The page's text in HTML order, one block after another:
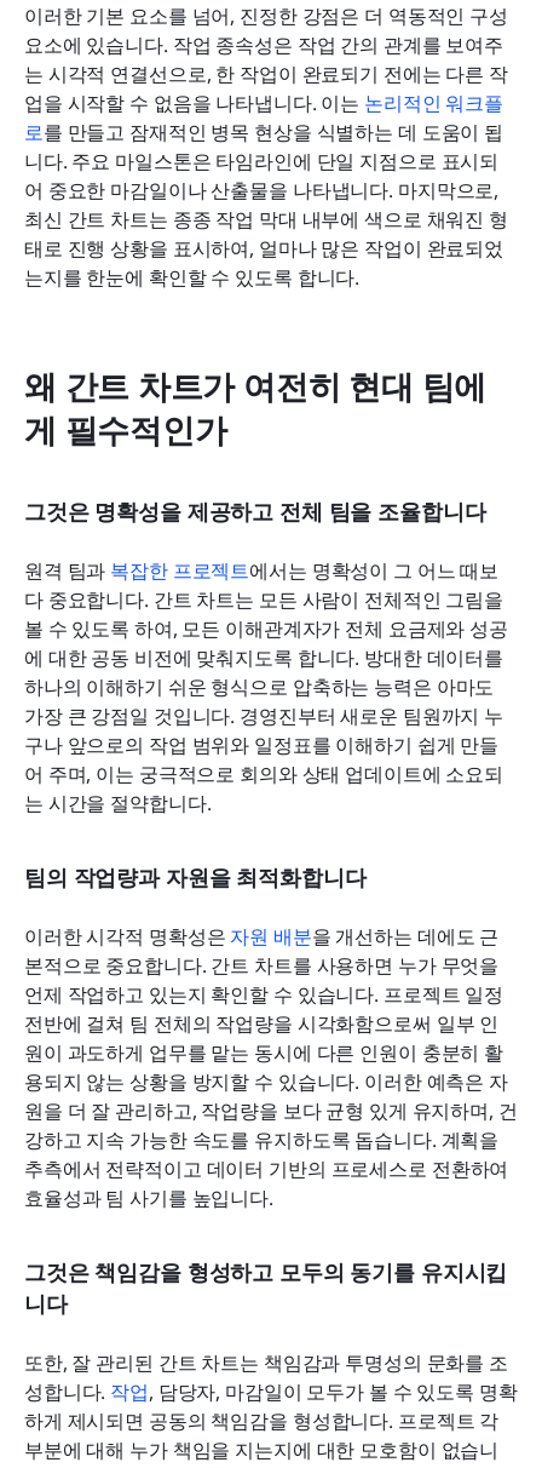
이러한 기본 요소를 넘어, 진정한 강점은 더 역동적인 구성
요소에 있습니다. 작업 종속성은 작업 간의 관계를 보여주
는 시각적 연결선으로, 한 작업이 완료되기 전에는 다른 작
업을 시작할 수 없음을 나타냅니다. 이는 논리적인 워크플
로를 만들고 잠재적인 병목 현상을 식별하는 데 도움이 됩
니다. 주요 마일스톤은 타임라인에 단일 지점으로 표시되
어 중요한 마감일이나 산출물을 나타냅니다. 마지막으로,
최신 간트 차트는 종종 작업 막대 내부에 색으로 채워진 형
태로 진행 상황을 표시하여, 얼마나 많은 작업이 완료되었
는지를 한눈에 확인할 수 있도록 합니다.
왜 간트 차트가 여전히 현대 팀에
게 필수적인가
그것은 명확성을 제공하고 전체 팀을 조율합니다
원격 팀과 복잡한 프로젝트에서는 명확성이 그 어느 때보
다 중요합니다. 간트 차트는 모든 사람이 전체적인 그림을
볼 수 있도록 하여, 모든 이해관계자가 전체 요금제와 성공
에 대한 공동 비전에 맞춰지도록 합니다. 방대한 데이터를
하나의 이해하기 쉬운 형식으로 압축하는 능력은 아마도
가장 큰 강점일 것입니다. 경영진부터 새로운 팀원까지 누
구나 앞으로의 작업 범위와 일정표를 이해하기 쉽게 만들
어 주며, 이는 궁극적으로 회의와 상태 업데이트에 소요되
는 시간을 절약합니다.
팀의 작업량과 자원을 최적화합니다
이러한 시각적 명확성은 자원 배분을 개선하는 데에도 근
본적으로 중요합니다. 간트 차트를 사용하면 누가 무엇을
언제 작업하고 있는지 확인할 수 있습니다. 프로젝트 일정
전반에 걸쳐 팀 전체의 작업량을 시각화함으로써 일부 인
원이 과도하게 업무를 맡는 동시에 다른 인원이 충분히 활
용되지 않는 상황을 방지할 수 있습니다. 이러한 예측은 자
원을 더 잘 관리하고, 작업량을 보다 균형 있게 유지하며, 건
강하고 지속 가능한 속도를 유지하도록 돕습니다. 계획을
추측에서 전략적이고 데이터 기반의 프로세스로 전환하여
효율성과 팀 사기를 높입니다.
그것은 책임감을 형성하고 모두의 동기를 유지시킵
니다
또한, 잘 관리된 간트 차트는 책임감과 투명성의 문화를 조
성합니다. 작업, 담당자, 마감일이 모두가 볼 수 있도록 명확
하게 제시되면 공동의 책임감을 형성합니다. 프로젝트 각
부분에 대해 누가 책임을 지는지에 대한 모호함이 없습니